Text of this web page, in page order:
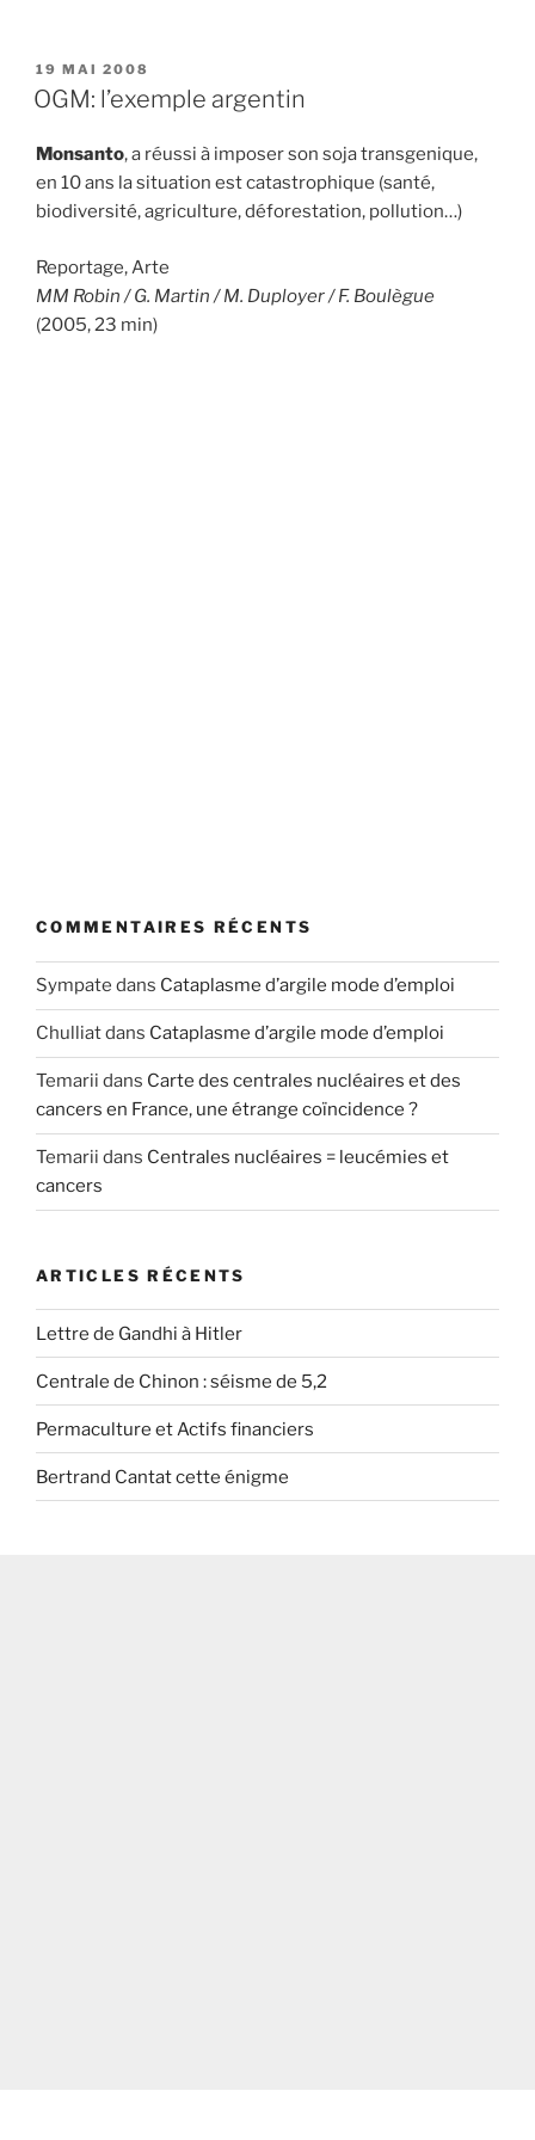
PUBLIÉ
LE
19 MAI 2008
OGM: l’exemple argentin
Monsanto, a réussi à imposer son soja transgenique,
en 10 ans la situation est catastrophique (santé,
biodiversité, agriculture, déforestation, pollution…)
Reportage, Arte
MM Robin / G. Martin / M. Duployer / F. Boulègue
(2005, 23 min)
COMMENTAIRES RÉCENTS
Sympate dans Cataplasme d’argile mode d’emploi
Chulliatdans Cataplasme d’argile mode d’emploi
Temarii dans Carte des centrales nucléaires et des
cancers en France, une étrange coïncidence ?
Temarii dans Centrales nucléaires = leucémies et
cancers
ARTICLES RÉCENTS
Lettre de Gandhi à Hitler
Centrale de Chinon : séisme de 5,2
Permaculture et Actifs financiers
Bertrand Cantat cette énigme